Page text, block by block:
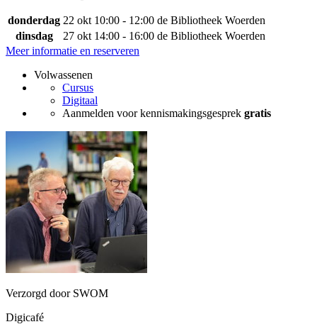
donderdag 22 okt 10:00 - 12:00 de Bibliotheek Woerden
dinsdag
27 okt 14:00 - 16:00 de Bibliotheek Woerden
Meer informatie en reserveren
Volwassenen
Cursus
Digitaal
Aanmelden voor kennismakingsgesprek gratis
Verzorgd door SWOM
Digicafé